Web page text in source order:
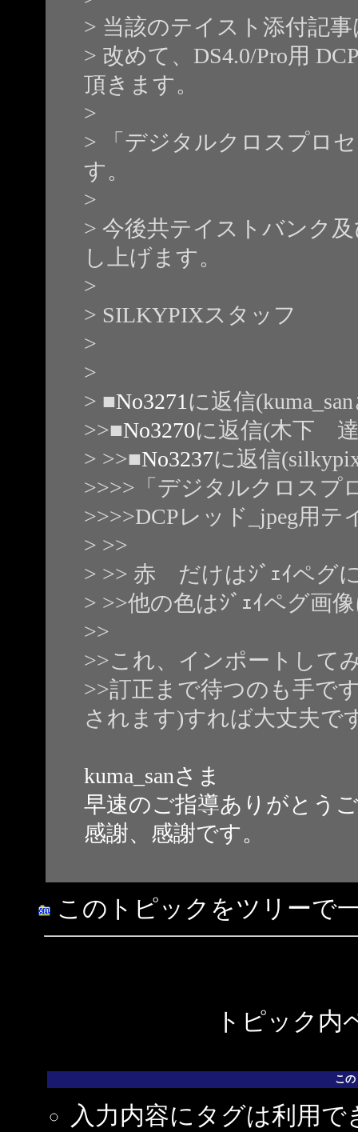
> 当該のテイスト添付記
> 改めて、DS4.0/Pro用
頂きます。
>
> 「デジタルクロスプロ
す。
>
> 今後共テイストバンク
し上げます。
>
> SILKYPIXスタッフ
>
>
> ■No3271 に返信
>>■No3270に返信(木下
> >>■No3237に返信
>>>>「デジタルクロスプ
>>>>DCPレッド_jpeg用テ
> >>
> >> 赤 だけはｼﾞｪｲペグ
> >>他の色はｼﾞｪｲペグ画
>>
>>これ、インポートして
>>訂正まで待つのも手で
されます)すれば大丈夫で
kuma_sanさま
早速のご指導ありがとう
感謝、感謝です。
このトピックをツリーで
トピック内
こ
入力内容にタグは利用で